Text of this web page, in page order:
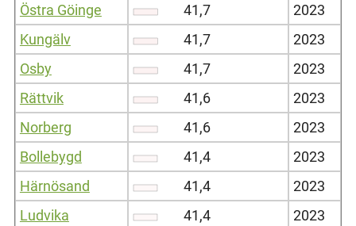
Östra Göinge
41,7
2023
Kungälv
41,7
2023
Osby
41,7
2023
Rättvik
41,6
2023
Norberg
41,6
2023
Bollebygd
41,4
2023
Härnösand
41,4
2023
Ludvika
41,4
2023